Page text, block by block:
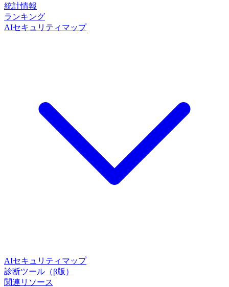
統計情報
ランキング
AIセキュリティマップ
AIセキュリティマップ
診断ツール（β版）
関連リソース